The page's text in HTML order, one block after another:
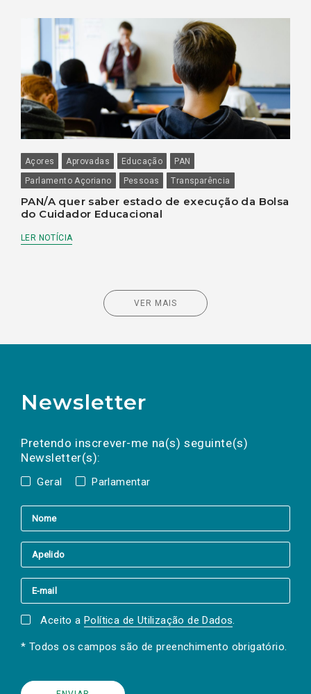
Açores Aprovadas Educação
PAN
Parlamento Açoriano
Pessoas Transparência
PAN/A quer saber estado de execução da Bolsa
do Cuidador Educacional
LER NOTÍCIA
VER MAIS
Newsletter
Pretendo inscrever-me na(s) seguinte(s)
Newsletter(s):
Geral Parlamentar
a(s) newsletter(s).
mail
Aceito a Política de Utilização de Dados.
* Todos os campos são de preenchimento obrigatório.